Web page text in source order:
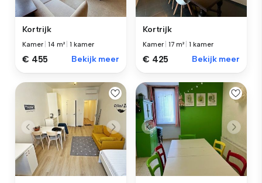
Kortrijk
Kamer |14 m² |1 kamer
€ 455 Bekijk meer
Kortrijk
Kamer |17 m² |1 kamer
€ 425 Bekijk meer